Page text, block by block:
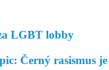
LGBT lobby
Černý rasismus